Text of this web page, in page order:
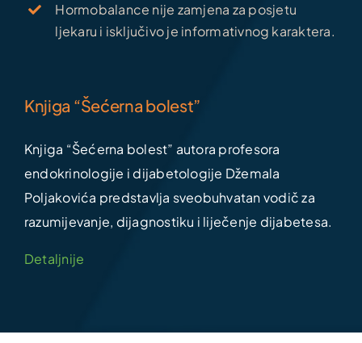
Hormobalance nije zamjena za posjetu
ljekaru i isključivo je informativnog karaktera.
Knjiga “Šećerna bolest”
Knjiga “Šećerna bolest” autora profesora
endokrinologije i dijabetologije Džemala
Poljakovića predstavlja sveobuhvatan vodič za
razumijevanje, dijagnostiku i liječenje dijabetesa.
Detaljnije